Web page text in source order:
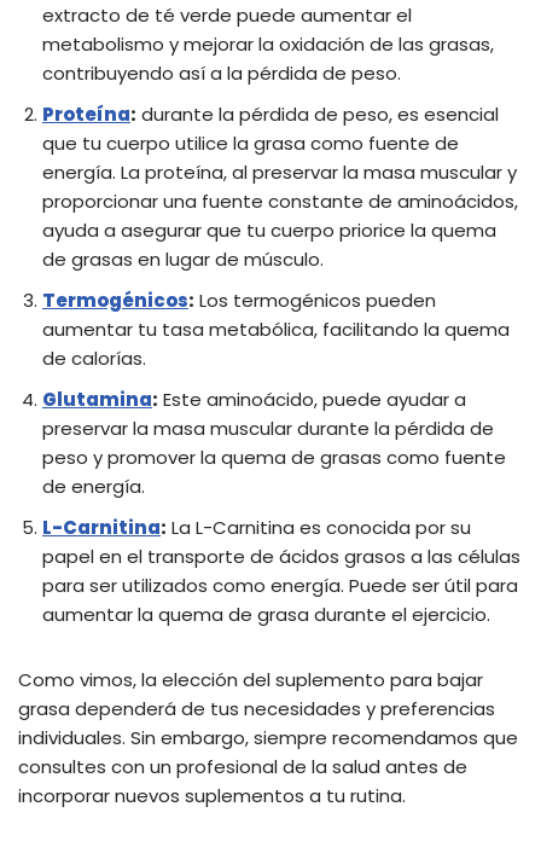
extracto de té verde puede aumentar el
metabolismo y mejorar la oxidación de las grasas,
contribuyendo así a la pérdida de peso.
Proteína: durante la pérdida de peso, es esencial
que tu cuerpo utilice la grasa como fuente de
energía. La proteína, al preservar la masa muscular y
proporcionar una fuente constante de aminoácidos,
ayuda a asegurar que tu cuerpo priorice la quema
de grasas en lugar de músculo.
Termogénicos: Los termogénicos pueden
aumentar tu tasa metabólica, facilitando la quema
de calorías.
Glutamina: Este aminoácido, puede ayudar a
preservar la masa muscular durante la pérdida de
peso y promover la quema de grasas como fuente
de energía.
L-Carnitina: La L-Carnitina es conocida por su
papel en el transporte de ácidos grasos a las células
para ser utilizados como energía. Puede ser útil para
aumentar la quema de grasa durante el ejercicio.
Como vimos, la elección del suplemento para bajar
grasa dependerá de tus necesidades y preferencias
individuales. Sin embargo, siempre recomendamos que
consultes con un profesional de la salud antes de
incorporar nuevos suplementos a tu rutina.